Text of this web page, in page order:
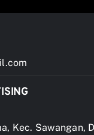
Kec. Sawangan,